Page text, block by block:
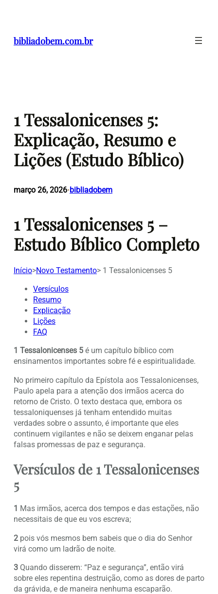
conteúdo
bibliadobem.com.br
1 Tessalonicenses 5:
Explicação, Resumo e
Lições (Estudo Bíblico)
março 26, 2026•bibliadobem
1 Tessalonicenses 5 –
Estudo Bíblico Completo
Início>Novo Testamento> 1 Tessalonicenses 5
Versículos
Resumo
Explicação
Lições
FAQ
1 Tessalonicenses 5 é um capítulo bíblico com
ensinamentos importantes sobre fé e espiritualidade.
No primeiro capítulo da Epístola aos Tessalonicenses,
Paulo apela para a atenção dos irmãos acerca do
retorno de Cristo. O texto destaca que, embora os
tessaloniquenses já tenham entendido muitas
verdades sobre o assunto, é importante que eles
continuem vigilantes e não se deixem enganar pelas
falsas promessas de paz e segurança.
Versículos de 1 Tessalonicenses
5
1 Mas irmãos, acerca dos tempos e das estações, não
necessitais de que eu vos escreva;
2 pois vós mesmos bem sabeis que o dia do Senhor
virá como um ladrão de noite.
3 Quando disserem: “Paz e segurança”, então virá
sobre eles repentina destruição, como as dores de parto
da grávida, e de maneira nenhuma escaparão.